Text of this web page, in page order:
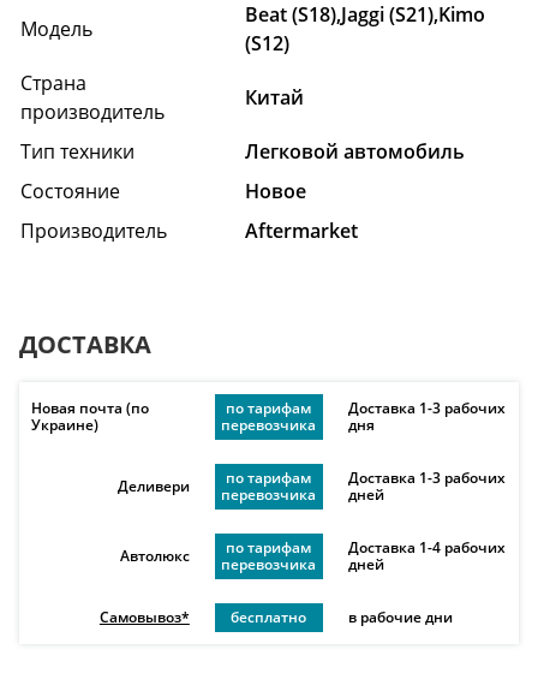
Модель
Beat (S18),Jaggi (S21),Kimo
(S12)
Страна
производитель
Китай
Тип техники
Легковой автомобиль
Состояние
Hовое
Производитель
Aftermarket
ДОСТАВКА
Новая почта (по
Украине)
по тарифам
перевозчика
Доставка 1-3 рабочих
дня
Деливери
по тарифам
перевозчика
Доставка 1-3 рабочих
дней
Автолюкс
по тарифам
перевозчика
Доставка 1-4 рабочих
дней
Самовывоз* бесплатно в рабочие дни